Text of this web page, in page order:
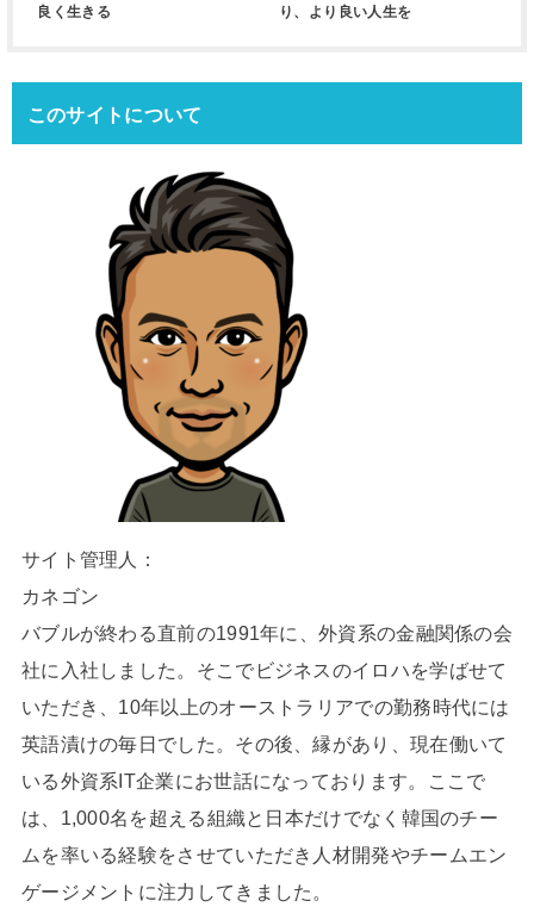
良く生きる
り、より良い人生を
このサイトについて
サイト管理人：
カネゴン
バブルが終わる直前の1991年に、外資系の金融関係の会
社に入社しました。そこでビジネスのイロハを学ばせて
いただき、10年以上のオーストラリアでの勤務時代には
英語漬けの毎日でした。その後、縁があり、現在働いて
いる外資系IT企業にお世話になっております。ここで
は、1,000名を超える組織と日本だけでなく韓国のチー
ムを率いる経験をさせていただき人材開発やチームエン
ゲージメントに注力してきました。